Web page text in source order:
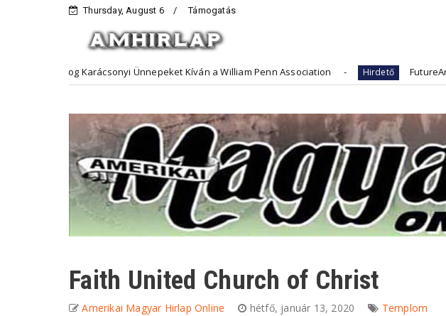
Thursday, August 6 Támogatás
Karácsonyi Ünnepeket Kíván a William Penn Association Hirdető FutureArt -
Faith United Church of Christ
Amerikai Magyar Hirlap Online hétfő, január 13, 2020 Templom